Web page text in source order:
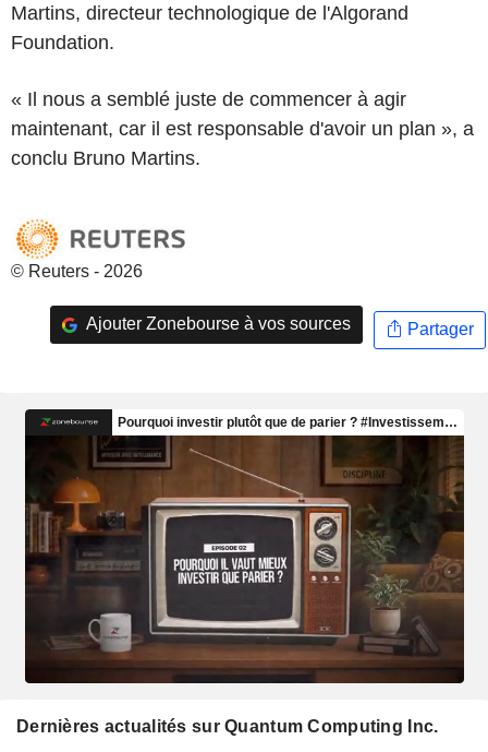
Martins, directeur technologique de l'Algorand
Foundation.
« Il nous a semblé juste de commencer à agir
maintenant, car il est responsable d'avoir un plan », a
conclu Bruno Martins.
© Reuters - 2026
Ajouter Zonebourse à vos sources Partager
Dernières actualités sur Quantum Computing Inc.